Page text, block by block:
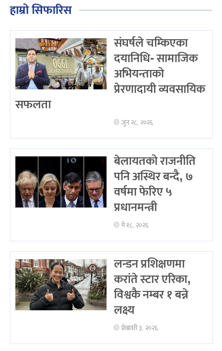
हाम्रो सिफारिस
संघर्षले चम्किएका
दयानिधि- सामाजिक
अभियन्ताको
प्रेरणादायी व्यवसायिक
सफलता
जुन २८, २०२६
बेलायतको राजनीति
पनि अस्थिर बन्दै, ७
वर्षमा फेरिए ५
प्रधानमन्त्री
मे १८, २०२६
लन्डन प्रशिक्षणमा
करांते स्टार एरिका,
विश्वकै नम्बर १ बन्ने
लक्ष्य
फ्रेब्रवरी ३, २०२६